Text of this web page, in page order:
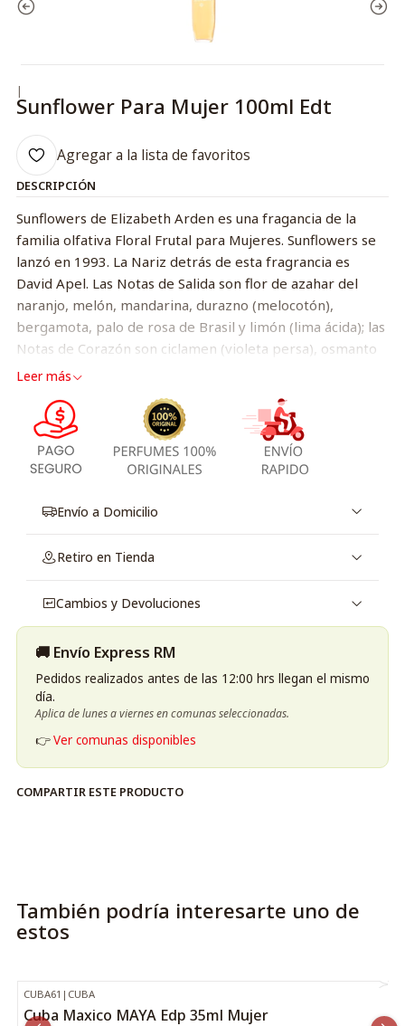
|
Sunflower Para Mujer 100ml Edt
Agregar a la lista de favoritos
DESCRIPCIÓN
Sunflowers de Elizabeth Arden es una fragancia de la
familia olfativa Floral Frutal para Mujeres. Sunflowers se
lanzó en 1993. La Nariz detrás de esta fragrancia es
David Apel. Las Notas de Salida son flor de azahar del
naranjo, melón, mandarina, durazno (melocotón),
bergamota, palo de rosa de Brasil y limón (lima ácida); las
Notas de Corazón son ciclamen (violeta persa), osmanto
(olivo oloroso), raíz de lirio, jazmín y rosa; las Notas de
cedro. .
Leer más
Envío a Domicilio
Retiro en Tienda
Cambios y Devoluciones
🚚 Envío Express RM
Pedidos realizados antes de las 12:00 hrs llegan el mismo
día.
Aplica de lunes a viernes en comunas seleccionadas.
👉Ver comunas disponibles
COMPARTIR ESTE PRODUCTO
También podría interesarte uno de
estos
-12% OFF
CUBA61 | CUBA
Cuba Maxico MAYA Edp 35ml Mujer